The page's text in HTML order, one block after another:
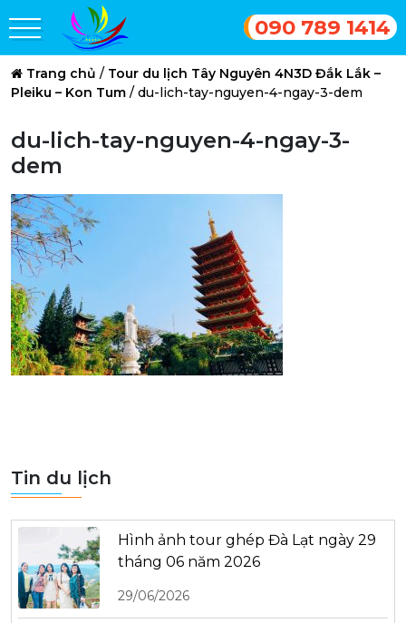
090 789 1414
Trang chủ / Tour du lịch Tây Nguyên 4N3D Đắk Lắk –
Pleiku – Kon Tum / du-lich-tay-nguyen-4-ngay-3-dem
du-lich-tay-nguyen-4-ngay-3-
dem
Tin du lịch
Hình ảnh tour ghép Đà Lạt ngày 29
tháng 06 năm 2026
29/06/2026